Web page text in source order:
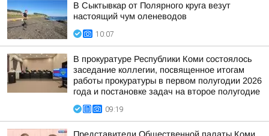
В Сыктывкар от Полярного круга везут
настоящий чум оленеводов
10:07
В прокуратуре Республики Коми состоялось
заседание коллегии, посвященное итогам
работы прокуратуры в первом полугодии 2026
года и постановке задач на второе полугодие
09:19